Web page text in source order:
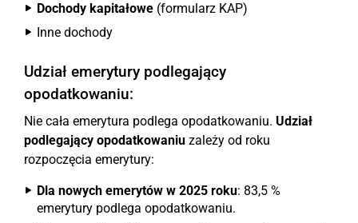
Dochody kapitałowe (formularz KAP)
Inne dochody
Udział emerytury podlegający
opodatkowaniu:
Nie cała emerytura podlega opodatkowaniu. Udział
podlegający opodatkowaniu zależy od roku
rozpoczęcia emerytury:
Dla nowych emerytów w 2025 roku: 83,5 %
emerytury podlega opodatkowaniu.